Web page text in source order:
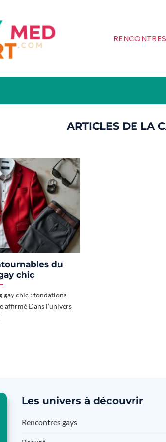
RENCONTRES
du
chic
gay chic : fondations
affirmé Dans l’univers
Les univers à découvrir
Rencontres gays